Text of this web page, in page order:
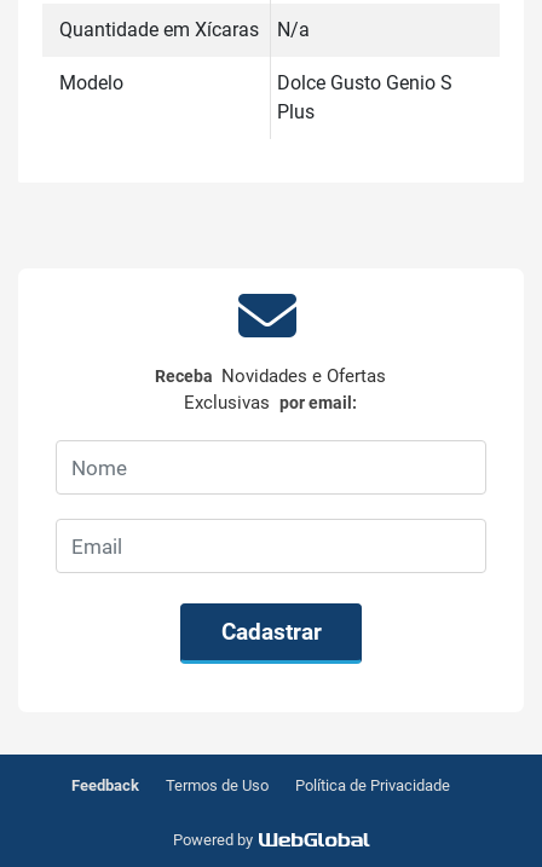
Quantidade em Xícaras N/a
Modelo
Dolce Gusto Genio S
Plus
Receba Novidades e Ofertas
Exclusivaspor email:
Cadastrar
Feedback Termos de Uso Política de Privacidade
Powered by